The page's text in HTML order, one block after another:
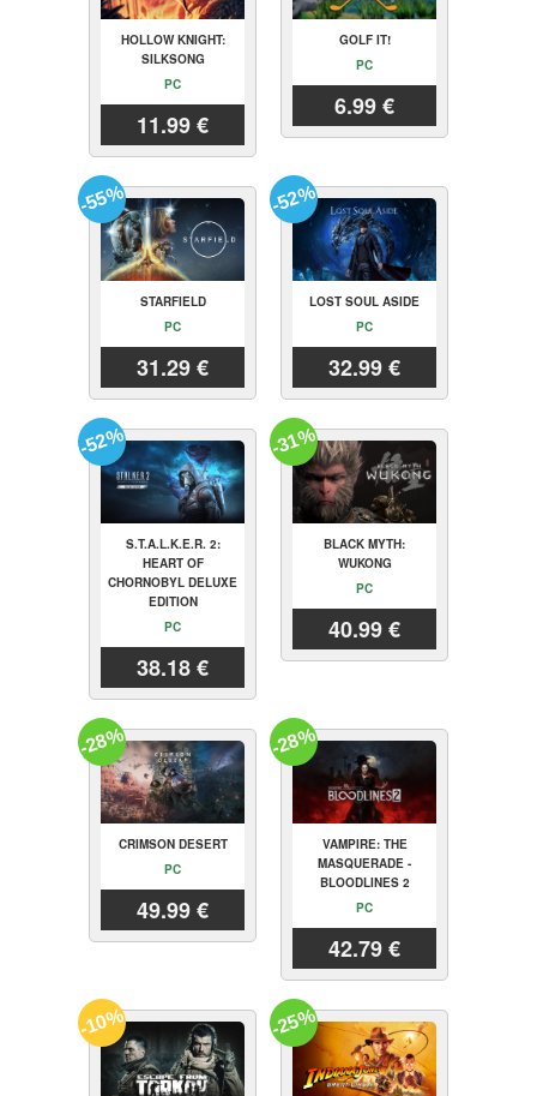
HOLLOW KNIGHT:
SILKSONG
PC
11.99 €
GOLF IT!
PC
6.99 €
STARFIELD
PC
31.29 €
-55%
LOST SOUL ASIDE
PC
32.99 €
-52%
S.T.A.L.K.E.R. 2:
HEART OF
CHORNOBYL DELUXE
EDITION
PC
38.18 €
-52%
BLACK MYTH:
WUKONG
PC
40.99 €
-31%
CRIMSON DESERT
PC
49.99 €
-28%
VAMPIRE: THE
MASQUERADE -
BLOODLINES 2
PC
42.79 €
-28%
-10% -25%